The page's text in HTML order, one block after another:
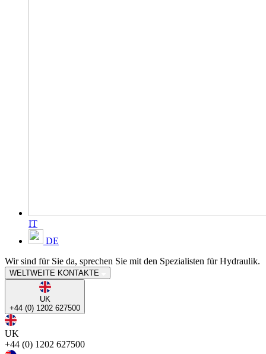
IT
DE
Wir sind für Sie da, sprechen Sie mit den Spezialisten für Hydraulik.
WELTWEITE KONTAKTE
UK
+44 (0) 1202 627500
UK
+44 (0) 1202 627500